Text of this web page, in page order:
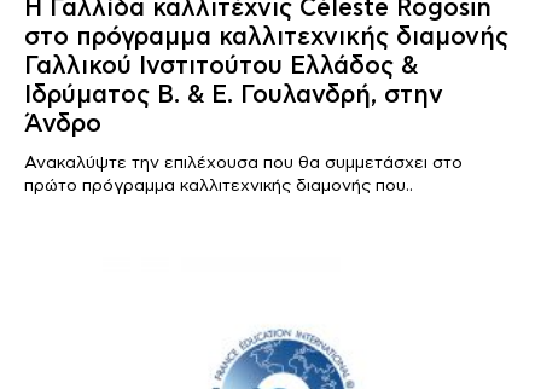
Η Γαλλίδα καλλιτέχνις Céleste Rogosin
στο πρόγραμμα καλλιτεχνικής διαμονής
Γαλλικού Ινστιτούτου Ελλάδος &
Ιδρύματος Β. & Ε. Γουλανδρή, στην
Άνδρο
Ανακαλύψτε την επιλέχουσα που θα συμμετάσχει στο
πρώτο πρόγραμμα καλλιτεχνικής διαμονής που..